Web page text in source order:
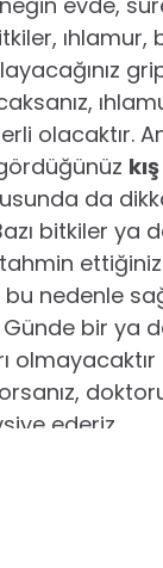
ıhlamur,
olacaktır.
da
bitkiler ya
tahmin
nedenle
bir ya
ederiz.